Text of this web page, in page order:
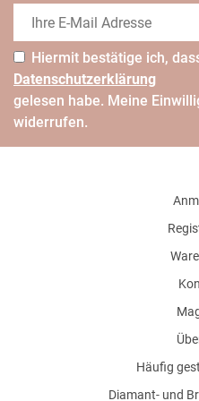
Hiermit bestätige ich,
Daten­schutz­erklärung
gelesen habe. Meine
widerrufen.
Häufig
Diamant- und